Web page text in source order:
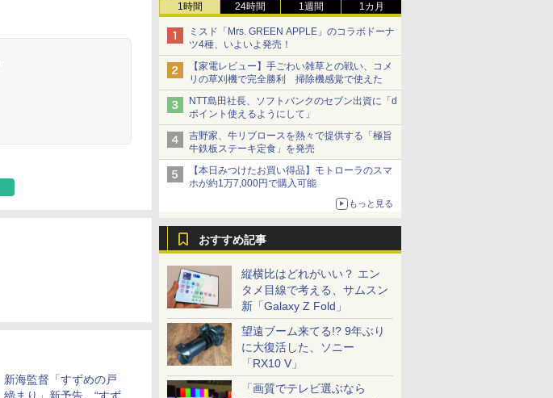
1時間 24時間 1週間 1カ月
ミスド「Mrs. GREEN APPLE」のコラボドーナ
ツ4種、いよいよ発売！
【家電レビュー】手ごわい雑草との戦い、コメ
リの草刈機で完全勝利 掃除機感覚で使えた
NTT島田社長、ソフトバンクのセブン出資に「d
ポイント使えるようにして」
吉野家、牛リブロースを熱々で提供する「極旨
牛鉄板ステーキ定食」を発売
【本日みつけたお買い得品】モトローラのスマ
ホが約1万7,000円で購入可能
もっと見る
おすすめ記事
縦横比はどれがいい？ エン
タメ目線で考える、サムスン
新「Galaxy Z Fold」
望遠ブーム来てる!? 9年ぶり
に大復活した、ソニー
「RX10 V」
「画質でテレビ選ぶなら
新海監督「すずめの戸